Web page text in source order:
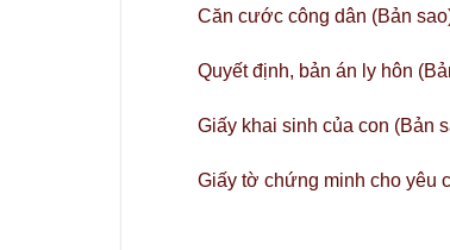
Căn cước công dân (Bản
Quyết định, bản án ly hôn
Giấy khai sinh của con (Bản
Giấy tờ chứng minh cho yêu
Người